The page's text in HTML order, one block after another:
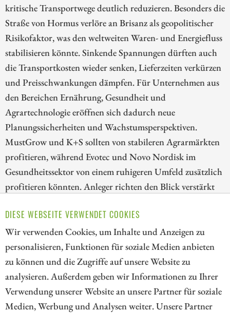
DIESE WEBSEITE VERWENDET COOKIES
Wir verwenden Cookies, um Inhalte und Anzeigen zu
personalisieren, Funktionen für soziale Medien anbieten
zu können und die Zugriffe auf unsere Website zu
analysieren. Außerdem geben wir Informationen zu Ihrer
Verwendung unserer Website an unsere Partner für soziale
Medien, Werbung und Analysen weiter. Unsere Partner
kritische Transportwege deutlich reduzieren. Besonders die
Straße von Hormus verlöre an Brisanz als geopolitischer
Risikofaktor, was den weltweiten Waren- und Energiefluss
stabilisieren könnte. Sinkende Spannungen dürften auch
die Transportkosten wieder senken, Lieferzeiten verkürzen
und Preisschwankungen dämpfen. Für Unternehmen aus
den Bereichen Ernährung, Gesundheit und
Agrartechnologie eröffnen sich dadurch neue
Planungssicherheiten und Wachstumsperspektiven.
MustGrow und K+S sollten von stabileren Agrarmärkten
profitieren, während Evotec und Novo Nordisk im
Gesundheitssektor von einem ruhigeren Umfeld zusätzlich
profitieren könnten. Anleger richten den Blick verstärkt
nachhaltiges Wachstum und verlässliche Erträge
versprechen. Sinkt nun endlich auch die Volatilität?
ZUM KOMMENTAR